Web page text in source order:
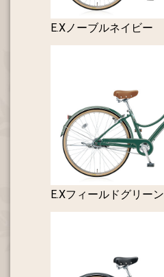
E.Xノーブルネイビー
E.Xフィールドグリーン